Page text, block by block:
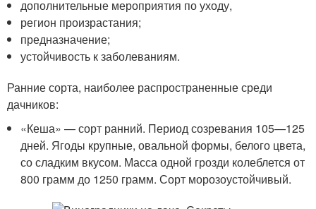
дополнительные мероприятия по уходу,
регион произрастания;
предназначение;
устойчивость к заболеваниям.
Ранние сорта, наиболее распространенные среди
дачников:
«Кеша» — сорт ранний. Период созревания 105—125
дней. Ягоды крупные, овальной формы, белого цвета,
со сладким вкусом. Масса одной грозди колеблется от
800 грамм до 1250 грамм. Сорт морозоустойчивый.